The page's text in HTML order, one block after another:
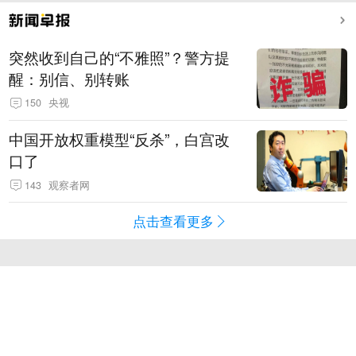
突然收到自己的“不雅照”？警方提
醒：别信、别转账
150 央视
中国开放权重模型“反杀”，白宫改
口了
143 观察者网
点击查看更多